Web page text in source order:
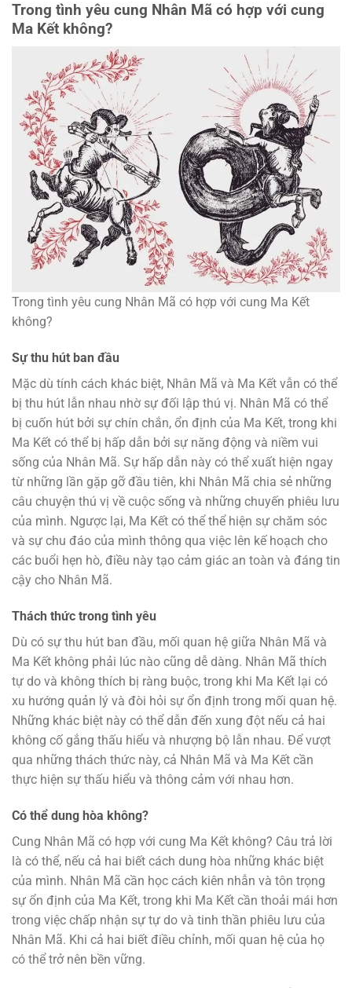
Trong tình yêu cung Nhân Mã có hợp với cung
Ma Kết không?
Trong tình yêu cung Nhân Mã có hợp với cung Ma Kết
không?
Sự thu hút ban đầu
Mặc dù tính cách khác biệt, Nhân Mã và Ma Kết vẫn có thể
bị thu hút lẫn nhau nhờ sự đối lập thú vị. Nhân Mã có thể
bị cuốn hút bởi sự chín chắn, ổn định của Ma Kết, trong khi
Ma Kết có thể bị hấp dẫn bởi sự năng động và niềm vui
sống của Nhân Mã. Sự hấp dẫn này có thể xuất hiện ngay
từ những lần gặp gỡ đầu tiên, khi Nhân Mã chia sẻ những
câu chuyện thú vị về cuộc sống và những chuyến phiêu lưu
của mình. Ngược lại, Ma Kết có thể thể hiện sự chăm sóc
và sự chu đáo của mình thông qua việc lên kế hoạch cho
các buổi hẹn hò, điều này tạo cảm giác an toàn và đáng tin
cậy cho Nhân Mã.
Thách thức trong tình yêu
Dù có sự thu hút ban đầu, mối quan hệ giữa Nhân Mã và
Ma Kết không phải lúc nào cũng dễ dàng. Nhân Mã thích
tự do và không thích bị ràng buộc, trong khi Ma Kết lại có
xu hướng quản lý và đòi hỏi sự ổn định trong mối quan hệ.
Những khác biệt này có thể dẫn đến xung đột nếu cả hai
không cố gắng thấu hiểu và nhượng bộ lẫn nhau. Để vượt
qua những thách thức này, cả Nhân Mã và Ma Kết cần
thực hiện sự thấu hiểu và thông cảm với nhau hơn.
Có thể dung hòa không?
Cung Nhân Mã có hợp với cung Ma Kết không? Câu trả lời
là có thể, nếu cả hai biết cách dung hòa những khác biệt
của mình. Nhân Mã cần học cách kiên nhẫn và tôn trọng
sự ổn định của Ma Kết, trong khi Ma Kết cần thoải mái hơn
trong việc chấp nhận sự tự do và tinh thần phiêu lưu của
Nhân Mã. Khi cả hai biết điều chỉnh, mối quan hệ của họ
có thể trở nên bền vững.